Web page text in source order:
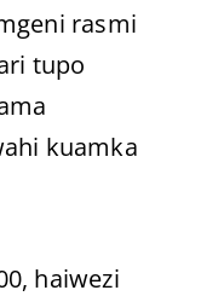
rasmi
tupo
kuamka
haiwezi